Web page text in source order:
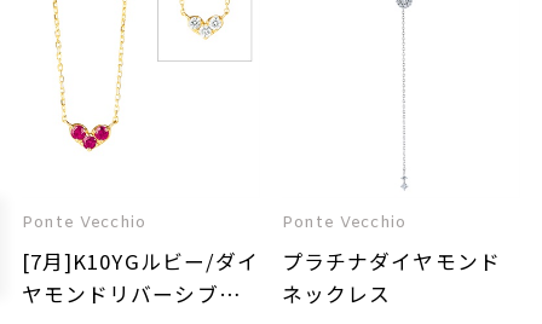
Ponte Vecchio
[7月]K10YGルビー/ダイ
ヤモンドリバーシブル
Ponte Vecchio
プラチナダイヤモンド
ネックレス